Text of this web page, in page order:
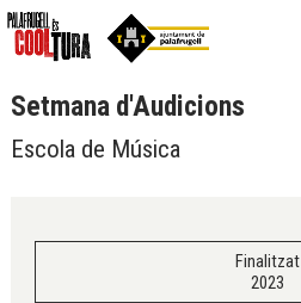
Setmana d'Audicions
Escola de Música
Finalitzat
2023